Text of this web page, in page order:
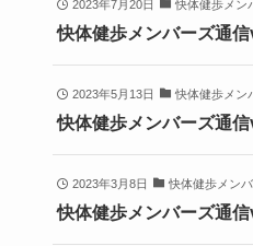
2023年7月20日 快体健歩メン
快体健歩メンバーズ通信
2023年5月13日 快体健歩メン
快体健歩メンバーズ通信
2023年3月8日 快体健歩メン
快体健歩メンバーズ通信